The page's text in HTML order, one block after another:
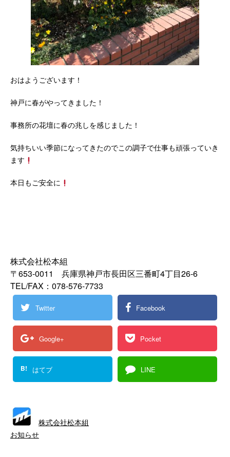
おはようございます！
神戸に春がやってきました！
事務所の花壇に春の兆しを感じました！
気持ちいい季節になってきたのでこの調子で仕事も頑張っていき
ます
本日もご安全に
株式会社松本組
〒653-0011 兵庫県神戸市長田区三番町4丁目26‐6
TEL/FAX：078-576-7733
Twitter Facebook
Google+ Pocket
B! はてブ LINE
株式会社松本組
お知らせ